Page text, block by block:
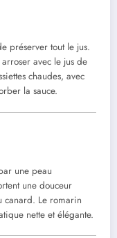
préserver tout le jus.
avec le jus de
chaudes, avec
la sauce.
une peau
une douceur
canard. Le romarin
nette et élégante.